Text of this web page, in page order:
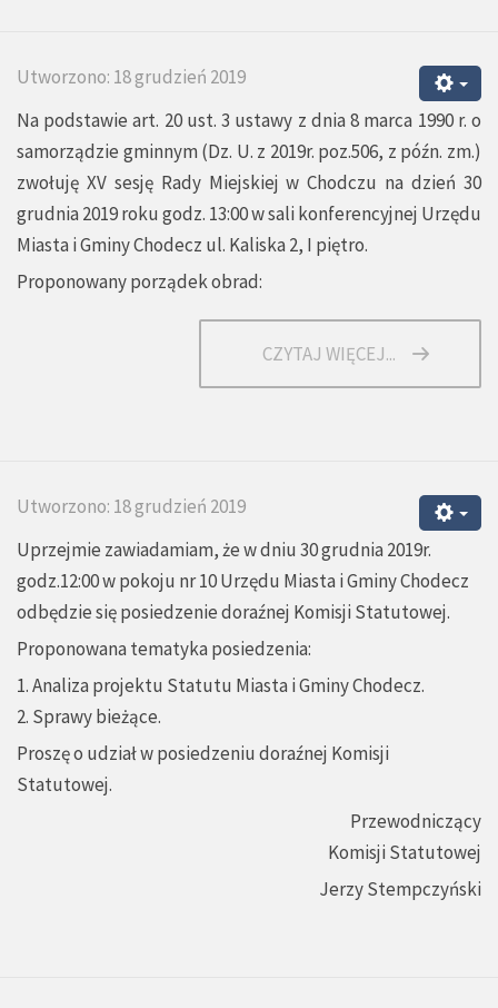
Utworzono: 18 grudzień 2019
Na podstawie art. 20 ust. 3 ustawy z dnia 8 marca 1990 r. o
samorządzie gminnym (Dz. U. z 2019r. poz.506, z późn. zm.)
zwołuję XV sesję Rady Miejskiej w Chodczu na dzień 30
grudnia 2019 roku godz. 13:00 w sali konferencyjnej Urzędu
Miasta i Gminy Chodecz ul. Kaliska 2, I piętro.
Proponowany porządek obrad:
CZYTAJ WIĘCEJ...
Utworzono: 18 grudzień 2019
Uprzejmie zawiadamiam, że w dniu 30 grudnia 2019r.
godz.12:00 w pokoju nr 10 Urzędu Miasta i Gminy Chodecz
odbędzie się posiedzenie doraźnej Komisji Statutowej.
Proponowana tematyka posiedzenia:
1. Analiza projektu Statutu Miasta i Gminy Chodecz.
2. Sprawy bieżące.
Proszę o udział w posiedzeniu doraźnej Komisji
Statutowej.
Przewodniczący
Komisji Statutowej
Jerzy Stempczyński